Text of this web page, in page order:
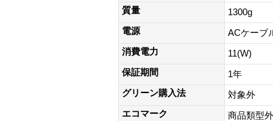
質量
1300g
電源
ACケーブ
消費電力
11(W)
保証期間
1年
グリーン購入法
対象外
エコマーク
商品類型外